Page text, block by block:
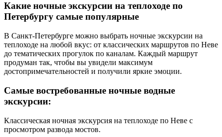
Какие ночные экскурсии на теплоходе по
Петербургу самые популярные
В Санкт-Петербурге можно выбрать ночные экскурсии на
теплоходе на любой вкус: от классических маршрутов по Неве
до тематических прогулок по каналам. Каждый маршрут
продуман так, чтобы вы увидели максимум
достопримечательностей и получили яркие эмоции.
Самые востребованные ночные водные
экскурсии:
Классическая ночная экскурсия на теплоходе по Неве с
просмотром развода мостов.